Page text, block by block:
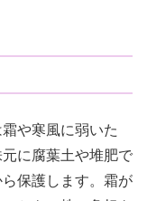
や寒風に弱いた
に腐葉土や堆肥で
保護します。霜が